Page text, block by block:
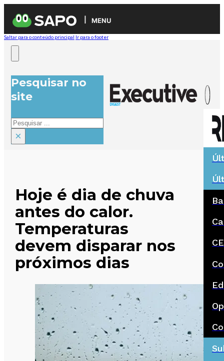
MENU
Saltar para o conteúdo principal Ir para o footer
Pesquisar no
site
Pesquisar
×
Hoje é dia de chuva
antes do calor.
Temperaturas
devem disparar nos
próximos dias